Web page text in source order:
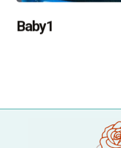
Baby1